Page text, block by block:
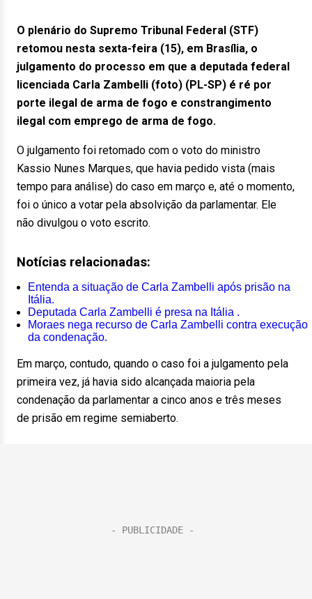
O plenário do Supremo Tribunal Federal (STF)
retomou nesta sexta-feira (15), em Brasília, o
julgamento do processo em que a deputada federal
licenciada Carla Zambelli (foto) (PL-SP) é ré por
porte ilegal de arma de fogo e constrangimento
ilegal com emprego de arma de fogo.
O julgamento foi retomado com o voto do ministro
Kassio Nunes Marques, que havia pedido vista (mais
tempo para análise) do caso em março e, até o momento,
foi o único a votar pela absolvição da parlamentar. Ele
não divulgou o voto escrito.
Notícias relacionadas:
Entenda a situação de Carla Zambelli após prisão na
Itália.
Deputada Carla Zambelli é presa na Itália .
Moraes nega recurso de Carla Zambelli contra execução
da condenação.
Em março, contudo, quando o caso foi a julgamento pela
primeira vez, já havia sido alcançada maioria pela
condenação da parlamentar a cinco anos e três meses
de prisão em regime semiaberto.